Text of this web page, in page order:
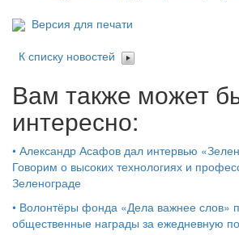
Версия для печати
К списку новостей
Вам также может
интересно:
• Александр Асафов дал интервью
Говорим о высоких технологиях и
Зеленограде
• Волонтёры фонда «Дела важнее слов»
общественные награды за ежедневную